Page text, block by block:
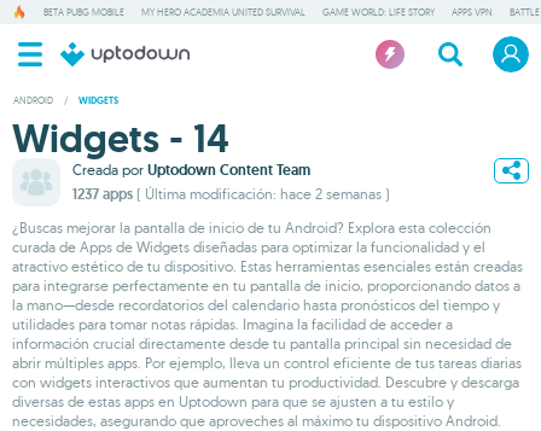
BETA PUBG MOBILE MY HERO ACADEMIA UNITED SURVIVAL GAME WORLD: LIFE STORY APPS VPN
ANDROID / WIDGETS
Widgets - 14
Creada por Uptodown Content Team
1237 apps ( Última modificación: hace 2 semanas )
¿Buscas mejorar la pantalla de inicio de tu Android? Explora esta colección
curada de Apps de Widgets diseñadas para optimizar la funcionalidad y el
atractivo estético de tu dispositivo. Estas herramientas esenciales están creadas
para integrarse perfectamente en tu pantalla de inicio, proporcionando datos a
la mano—desde recordatorios del calendario hasta pronósticos del tiempo y
utilidades para tomar notas rápidas. Imagina la facilidad de acceder a
información crucial directamente desde tu pantalla principal sin necesidad de
abrir múltiples apps. Por ejemplo, lleva un control eficiente de tus tareas diarias
con widgets interactivos que aumentan tu productividad. Descubre y descarga
diversas de estas apps en Uptodown para que se ajusten a tu estilo y
necesidades, asegurando que aproveches al máximo tu dispositivo Android.